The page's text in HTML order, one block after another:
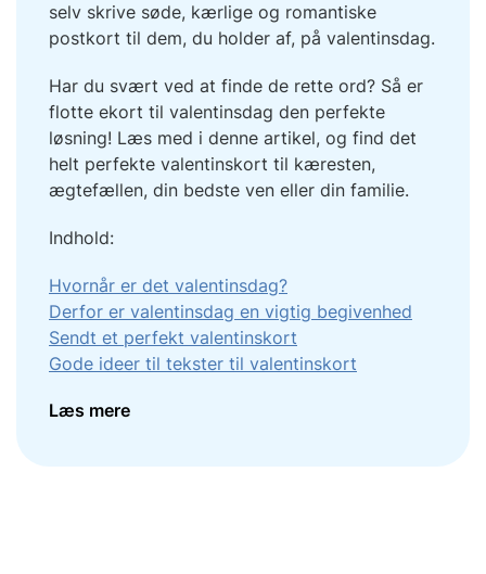
selv skrive søde, kærlige og romantiske
postkort til dem, du holder af, på valentinsdag.
Har du svært ved at finde de rette ord? Så er
flotte ekort til valentinsdag den perfekte
løsning! Læs med i denne artikel, og find det
helt perfekte valentinskort til kæresten,
ægtefællen, din bedste ven eller din familie.
Indhold:
Hvornår er det valentinsdag?
Derfor er valentinsdag en vigtig begivenhed
Sendt et perfekt valentinskort
Gode ideer til tekster til valentinskort
Læs mere